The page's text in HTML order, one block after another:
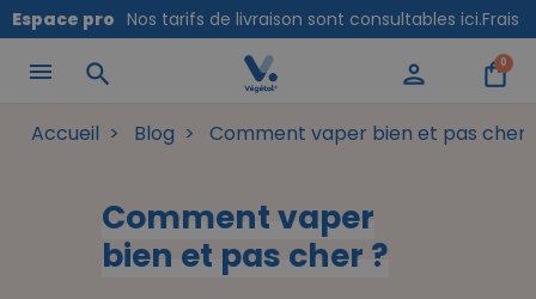
Panneau de gestion des cookies
Espace pro Nos tarifs de livraison sont consultables ici.Frais
search person shopping_bag
0
Accueil Blog Comment vaper bien et pas cher
Comment vaper
bien et pas cher ?